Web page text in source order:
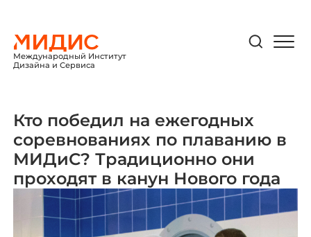
Международный Институт
Дизайна и Сервиса
Кто победил на ежегодных
соревнованиях по плаванию в
МИДиС? Традиционно они
проходят в канун Нового года